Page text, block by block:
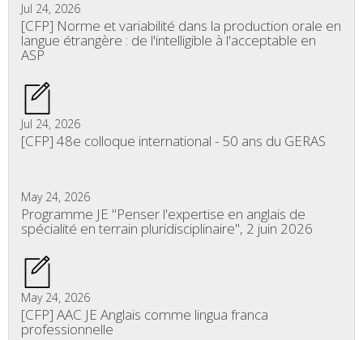
Jul 24, 2026
[CFP] Norme et variabilité dans la production orale en
langue étrangère : de l'intelligible à l'acceptable en
ASP
Jul 24, 2026
[CFP] 48e colloque international - 50 ans du GERAS
May 24, 2026
Programme JE "Penser l'expertise en anglais de
spécialité en terrain pluridisciplinaire", 2 juin 2026
May 24, 2026
[CFP] AAC JE Anglais comme lingua franca
professionnelle